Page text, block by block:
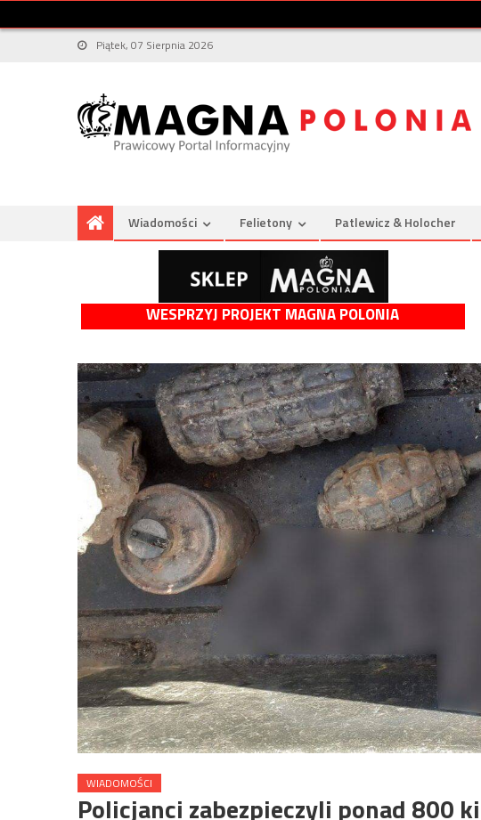
Piątek, 07 Sierpnia 2026
Wiadomości Felietony Patlewicz & Holocher
WESPRZYJ PROJEKT MAGNA POLONIA
WIADOMOŚCI
Policjanci zabezpieczyli ponad 800